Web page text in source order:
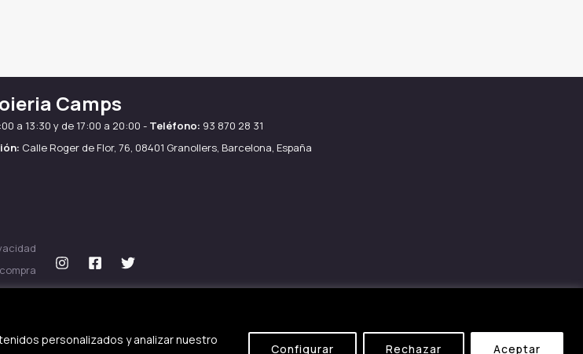
personalizados y analizar nuestro
Configurar Rechazar Aceptar
Camps
a 13:30 y de 17:00 a 20:00 - Teléfono: 93 870 28 31
Calle Roger de Flor, 76, 08401 Granollers, Barcelona, España